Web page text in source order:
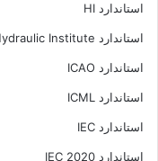
استاندارد HI
استاندارد Hydraulic Institute
استاندارد ICAO
استاندارد ICML
استاندارد IEC
استاندارد IEC 2020